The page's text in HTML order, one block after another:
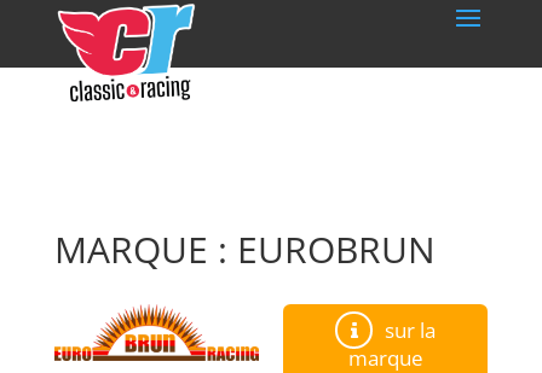
MARQUE : EUROBRUN
sur la
marque